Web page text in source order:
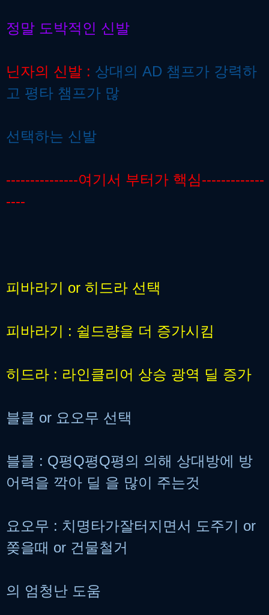
정말 도박적인 신발
닌자의 신발 : 상대의 AD 챔프가 강력하
고 평타 챔프가 많
선택하는 신발
---------------여기서 부터가 핵심-------------
----
피바라기 or 히드라 선택
피바라기 : 쉴드량을 더 증가시킴
히드라 : 라인클리어 상승 광역 딜 증가
블클 or 요오무 선택
블클 : Q평Q평Q평의 의해 상대방에 방
어력을 깍아 딜 을 많이 주는것
요오무 : 치명타가잘터지면서 도주기 or
쫒을때 or 건물철거
의 엄청난 도움